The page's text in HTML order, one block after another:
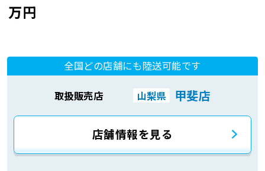
万円
全国どの店舗にも陸送可能です
取扱販売店 山梨県 甲斐店
店舗情報を見る